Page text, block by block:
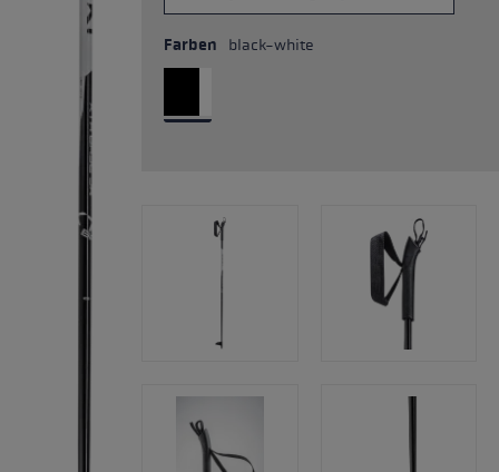
Farben black-white